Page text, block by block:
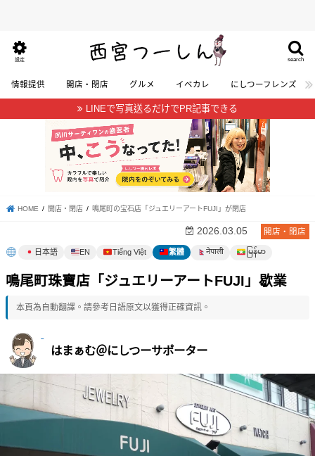
search
設定
情報提供 開店・閉店 グルメ イベカレ にしつーフレンズ
LINEで写真送るだけでPR記事できる
HOME 開店・閉店 鳴尾町の宝石店「ジュエリーアートFUJI」が閉店
開店・閉店
2026.03.05
日本語 EN Tiếng Việt 繁體 नेपाली မြန်မာ
鳴尾町珠寶店「ジュエリーアートFUJI」歇業
本頁為自動翻譯。請參考日語原文以獲得正確資訊。
はまぁむ＠にしつーサポーター